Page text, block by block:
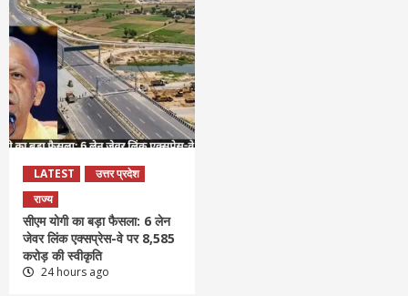
LATEST
उत्तर प्रदेश
राज्य
सीएम योगी का बड़ा फैसला: 6 लेन
जेवर लिंक एक्सप्रेस-वे पर 8,585
करोड़ की स्वीकृति
24 hours ago